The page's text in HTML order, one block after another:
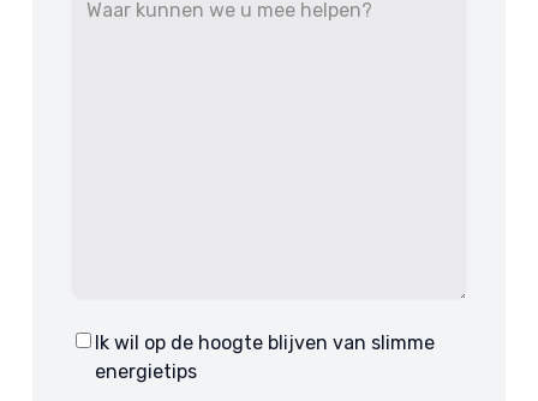
Consent
Ik wil op de hoogte blijven van slimme
energietips